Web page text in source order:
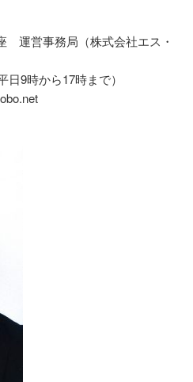
運営事務局（株式会社エス・
日9時から17時まで）